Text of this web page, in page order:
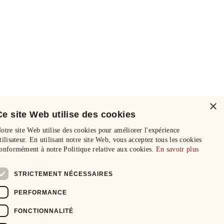
×
site Web utilise des cookies
site Web utilise des cookies pour améliorer l'expérience
En utilisant notre site Web, vous acceptez tous les cookies
à notre Politique relative aux cookies. En savoir plus
STRICTEMENT NÉCESSAIRES
PERFORMANCE
FONCTIONNALITÉ